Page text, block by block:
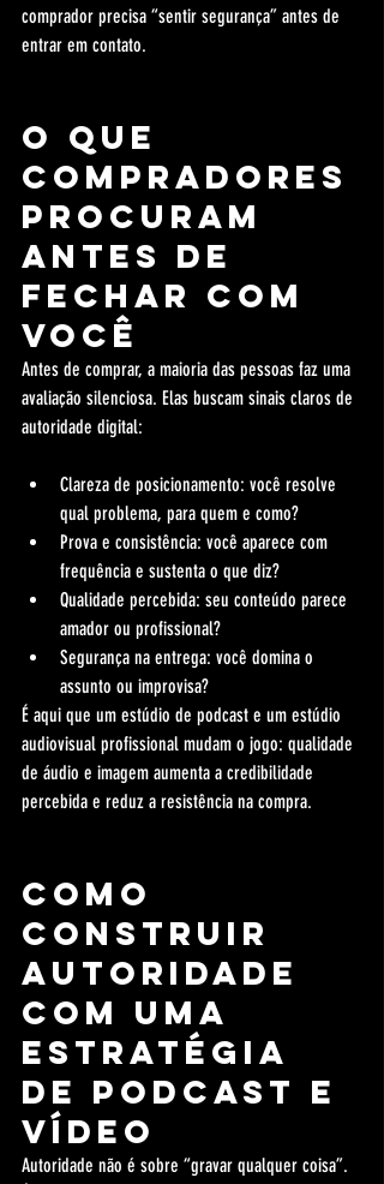
comprador precisa “sentir segurança” antes de
entrar em contato.
O que
compradores
procuram
antes de
fechar com
você
Antes de comprar, a maioria das pessoas faz uma
avaliação silenciosa. Elas buscam sinais claros de
autoridade digital:
Clareza de posicionamento: você resolve
qual problema, para quem e como?
Prova e consistência: você aparece com
frequência e sustenta o que diz?
Qualidade percebida: seu conteúdo parece
amador ou profissional?
Segurança na entrega: você domina o
assunto ou improvisa?
É aqui que um estúdio de podcast e um estúdio
audiovisual profissional mudam o jogo: qualidade
de áudio e imagem aumenta a credibilidade
percebida e reduz a resistência na compra.
Como
construir
autoridade
com uma
estratégia
de podcast e
vídeo
Autoridade não é sobre “gravar qualquer coisa”.